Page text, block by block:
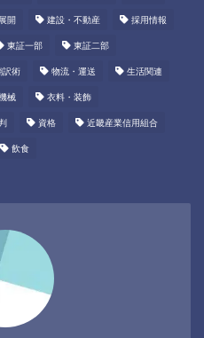
開 建設・不動産 採用情報
東証一部 東証二部
訳術 物流・運送 生活関連
械 衣料・装飾
資格 近畿産業信用組合
飲食